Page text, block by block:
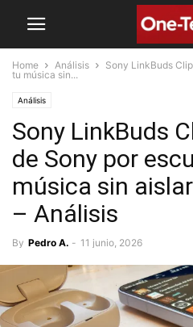
Home Análisis
Sony LinkBuds
tu música sin...
Análisis
Sony LinkBuds
de Sony por
música sin
– Análisis
By Pedro A. - 11 junio, 2026